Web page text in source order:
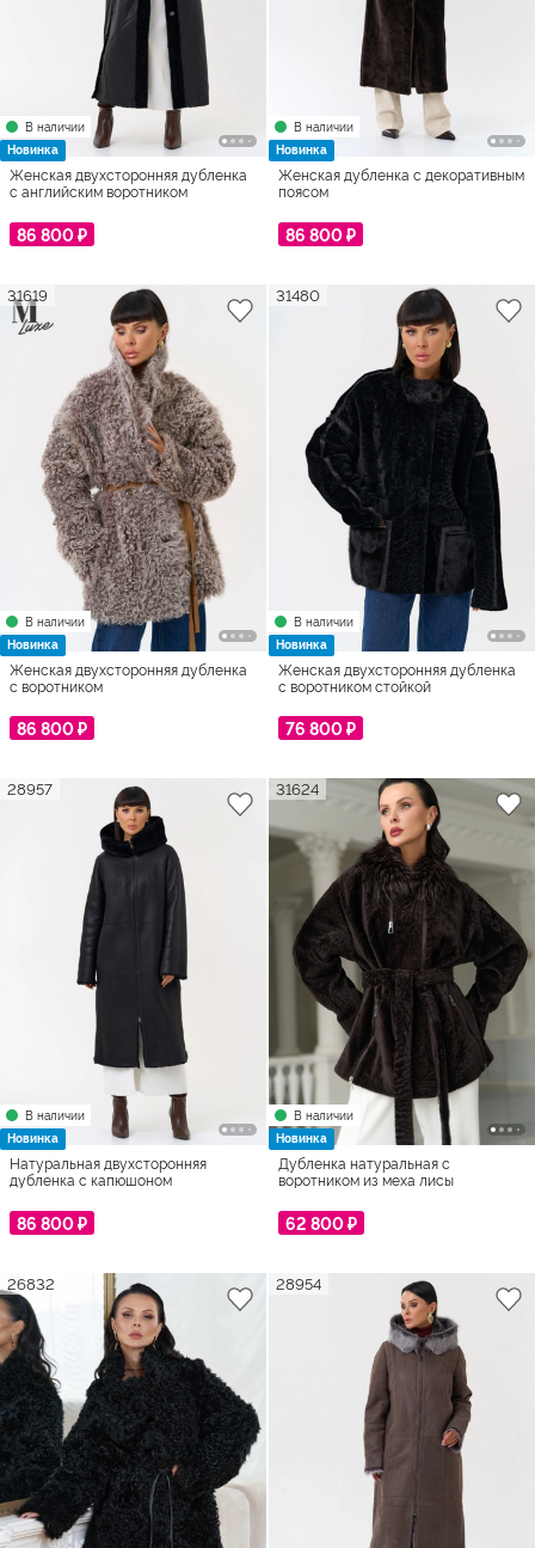
В наличии
Новинка
Женская двухсторонняя дубленка
с английским воротником
86 800 ₽
В наличии
Новинка
Женская дубленка с декоративным
поясом
86 800 ₽
В наличии
Новинка
31619
Женская двухсторонняя дубленка
с воротником
86 800 ₽
В наличии
Новинка
31480
Женская двухсторонняя дубленка
с воротником стойкой
76 800 ₽
В наличии
Новинка
28957
Натуральная двухсторонняя
дубленка с капюшоном
86 800 ₽
В наличии
Новинка
31624
Дубленка натуральная с
воротником из меха лисы
62 800 ₽
26832 28954